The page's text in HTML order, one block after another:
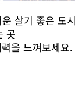
살기 좋은 도
곳
을 느껴보세요.